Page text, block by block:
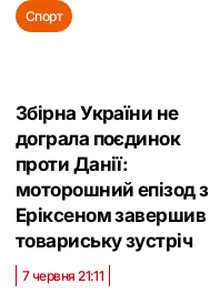
Спорт
Збірна України не
дограла поєдинок
проти Данії:
моторошний епізод з
Еріксеном завершив
товариську зустріч
7 червня 21:11